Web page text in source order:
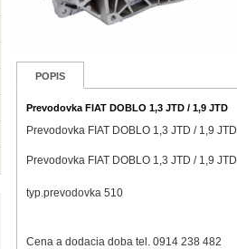
POPIS
Prevodovka FIAT DOBLO 1,3 JTD / 1,9 JTD
Prevodovka FIAT DOBLO 1,3 JTD / 1,9 JTD
Prevodovka FIAT DOBLO 1,3 JTD / 1,9 JTD
typ.prevodovka 510
Cena a dodacia doba tel. 0914 238 482